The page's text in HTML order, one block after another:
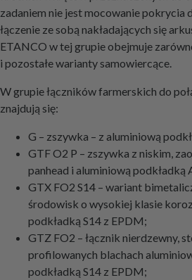
zadaniem nie jest mocowanie pokrycia
łączenie ze sobą nakładających się
ETANCO w tej grupie obejmuje
i pozostałe warianty samowiercące.
W grupie łączników farmerskich do
znajdują się:
G – zszywka – z aluminiową
GTF O2 P – zszywka z niskim,
panhead i aluminiową podkładką
GTX FO2 S14 – wariant
środowisk o wysokiej klasie
podkładką S14 z EPDM;
GTZ FO2 – łącznik nierdzewny,
profilowanych blachach
podkładką S14 z EPDM;